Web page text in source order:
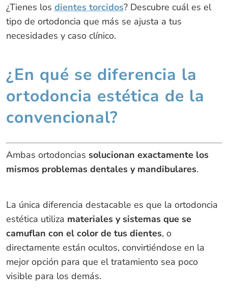
¿Tienes los dientes torcidos? Descubre cuál es el
tipo de ortodoncia que más se ajusta a tus
necesidades y caso clínico.
¿En qué se diferencia la
ortodoncia estética de la
convencional?
Ambas ortodoncias solucionan exactamente los
mismos problemas dentales y mandibulares.
La única diferencia destacable es que la ortodoncia
estética utiliza materiales y sistemas que se
camuflan con el color de tus dientes, o
directamente están ocultos, convirtiéndose en la
mejor opción para que el tratamiento sea poco
visible para los demás.